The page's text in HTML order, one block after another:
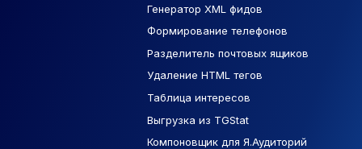
Генератор XML фидов
Формирование телефонов
Разделитель почтовых ящиков
Удаление HTML тегов
Таблица интересов
Выгрузка из TGStat
Компоновщик для Я.Аудиторий
РСЯ площадки